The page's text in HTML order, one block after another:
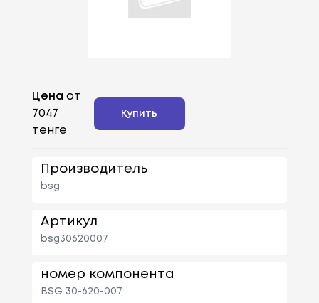
Цена от
7047
тенге
Купить
Производитель
bsg
Артикул
bsg30620007
номер компонента
BSG 30-620-007